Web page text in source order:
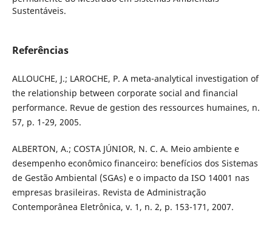
Sustentáveis.
Referências
ALLOUCHE, J.; LAROCHE, P. A meta-analytical investigation of
the relationship between corporate social and financial
performance. Revue de gestion des ressources humaines, n.
57, p. 1-29, 2005.
ALBERTON, A.; COSTA JÚNIOR, N. C. A. Meio ambiente e
desempenho econômico financeiro: benefícios dos Sistemas
de Gestão Ambiental (SGAs) e o impacto da ISO 14001 nas
empresas brasileiras. Revista de Administração
Contemporânea Eletrônica, v. 1, n. 2, p. 153-171, 2007.